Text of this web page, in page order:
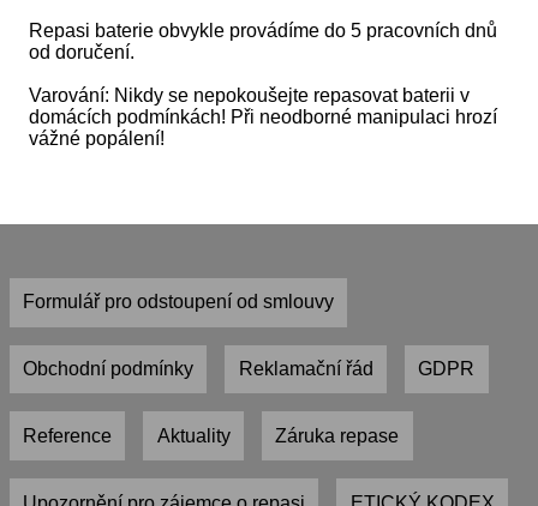
Repasi baterie obvykle provádíme do 5 pracovních dnů
od doručení.
Varování: Nikdy se nepokoušejte repasovat baterii v
domácích podmínkách! Při neodborné manipulaci hrozí
vážné popálení!
Formulář pro odstoupení od smlouvy
Obchodní podmínky Reklamační řád GDPR
Reference Aktuality Záruka repase